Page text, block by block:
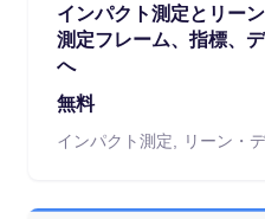
インパクト測定とリー
測定フレーム、指標、
へ
無料
インパクト測定
リーン・